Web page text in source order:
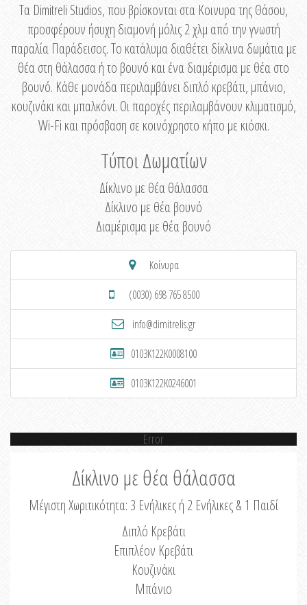
Τα Dimitreli Studios, που βρίσκονται στα Κοινυρα της Θάσου,
προσφέρουν ήσυχη διαμονή μόλις 2 χλμ από την γνωστή
παραλία Παράδεισος. Το κατάλυμα διαθέτει δίκλινα δωμάτια με
θέα στη θάλασσα ή το βουνό και ένα διαμέρισμα με θέα στο
βουνό. Κάθε μονάδα περιλαμβάνει διπλό κρεβάτι, μπάνιο,
κουζινάκι και μπαλκόνι. Οι παροχές περιλαμβάνουν κλιματισμό,
Wi-Fi και πρόσβαση σε κοινόχρηστο κήπο με κιόσκι.
Τύποι Δωματίων
Δίκλινο με θέα θάλασσα
Δίκλινο με θέα βουνό
Διαμέρισμα με θέα βουνό
Κοίνυρα
(0030) 698 765 8500
info@dimitrelis.gr
0103K122K0008100
0103K122K0246001
Error
Δίκλινο με θέα θάλασσα
Μέγιστη Χωριτικότητα: 3 Ενήλικες ή 2 Ενήλικες & 1 Παιδί
Διπλό Κρεβάτι
Επιπλέον Κρεβάτι
Κουζινάκι
Μπάνιο